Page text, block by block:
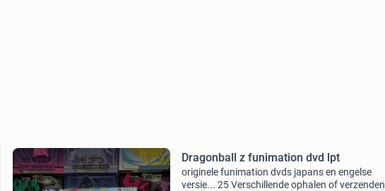
Dragonball z funimation dvd lpt
​originele funimation dvds japans en engelse
versie... 25 Verschillende ophalen of verzenden